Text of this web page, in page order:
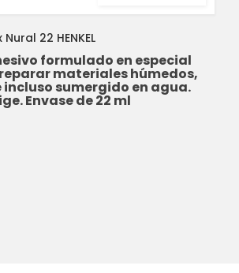
22 HENKEL
formulado en especial
materiales húmedos,
incluso sumergido en agua.
Envase de 22 ml